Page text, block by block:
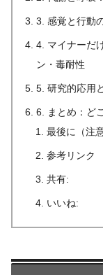
3. 感覚と行動
4. マイナーだ
ン・毒耐性
5. 研究的応用
6. まとめ：ど
最後に（注意
参考リンク
共有:
いいね: